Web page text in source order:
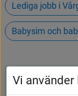
Lediga jobb i
Babysim och
Kontakt
Vi använder